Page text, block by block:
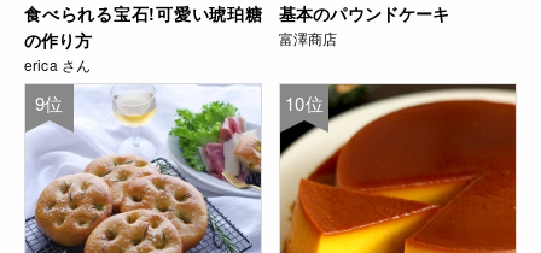
食べられる宝石!可愛い琥珀糖
の作り方
erica さん
基本のパウンドケーキ
富澤商店
9位 10位